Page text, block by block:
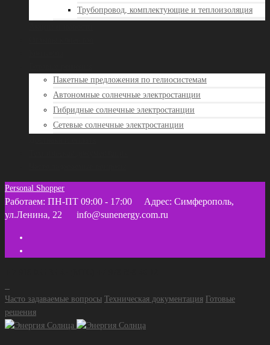
Трубопровод, комплектующие и теплоизоляция
Пакетные предложения по гелиосистемам
Автономные солнечные электростанции
Гибридные солнечные электростанции
Сетевые солнечные электростанции
Personal Shopper
Работаем: ПН-ПТ 09:00 - 17:00
Адрес: Симферополь,
ул.Ленина, 22
info@sunenergy.com.ru
Часто задаваемые вопросы Техническая документация Готовые
решения